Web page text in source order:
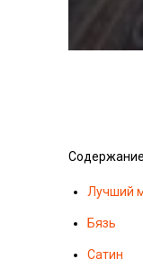
Лучший
Бязь
Сатин